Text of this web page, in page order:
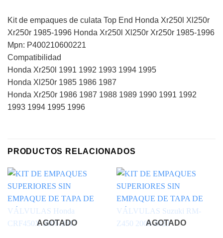
Kit de empaques de culata Top End Honda Xr250l Xl250r
Xr250r 1985-1996 Honda Xr250l Xl250r Xr250r 1985-1996
Mpn: P400210600221
Compatibilidad
Honda Xr250l 1991 1992 1993 1994 1995
Honda Xl250r 1985 1986 1987
Honda Xr250r 1986 1987 1988 1989 1990 1991 1992
1993 1994 1995 1996
PRODUCTOS RELACIONADOS
AGOTADO AGOTADO